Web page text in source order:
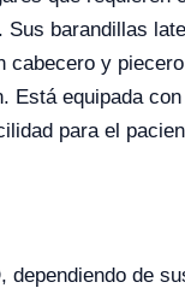
barandillas
cabecero y
Está equipada
para el
dependiendo de